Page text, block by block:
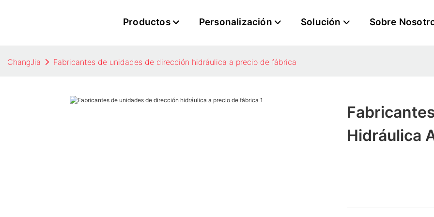
Productos Personalización Solución Sobre
ChangJia Fabricantes de unidades de dirección hidráulica a precio de fábrica
Hidráulica